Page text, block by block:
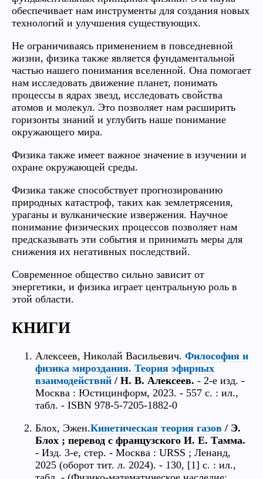
обеспечивает нам инструменты для создания новых
технологий и улучшения существующих.
Не ограничиваясь применением в повседневной
жизни, физика также является фундаментальной
частью нашего понимания вселенной. Она помогает
нам исследовать движение планет, понимать
процессы в ядрах звезд, исследовать свойства
атомов и молекул. Это позволяет нам расширить
горизонты знаний и углубить наше понимание
окружающего мира.
Физика также имеет важное значение в изучении и
охране окружающей среды.
Физика также способствует прогнозированию
природных катастроф, таких как землетрясения,
ураганы и вулканические извержения. Научное
понимание физических процессов позволяет нам
предсказывать эти события и принимать меры для
снижения их негативных последствий.
Современное общество сильно зависит от
энергетики, и физика играет центральную роль в
этой области.
КНИГИ
Алексеев, Николай Васильевич. Философия и
физика мироздания. Теория эфирных
взаимодействий / Н. В. Алексеев. - 2-е изд. -
Москва : Юстицинформ, 2023. - 557 с. : ил.,
табл. - ISBN 978-5-7205-1882-0
Блох, Эжен.Кинетическая теория газов / Э.
Блох ; перевод с французского И. Е. Тамма.
- Изд. 3-е, стер. - Москва : URSS ; Ленанд,
2025 (оборот тит. л. 2024). - 130, [1] с. : ил.,